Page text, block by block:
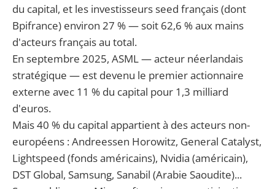
du capital, et les investisseurs seed français (dont
Bpifrance) environ 27 % — soit 62,6 % aux mains
d'acteurs français au total.
En septembre 2025, ASML — acteur néerlandais
stratégique — est devenu le premier actionnaire
externe avec 11 % du capital pour 1,3 milliard
d'euros.
Mais 40 % du capital appartient à des acteurs non-
européens : Andreessen Horowitz, General Catalyst,
Lightspeed (fonds américains), Nvidia (américain),
DST Global, Samsung, Sanabil (Arabie Saoudite)...